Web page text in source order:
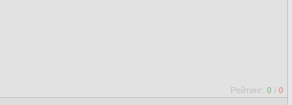
Рейтинг: 0 / 0